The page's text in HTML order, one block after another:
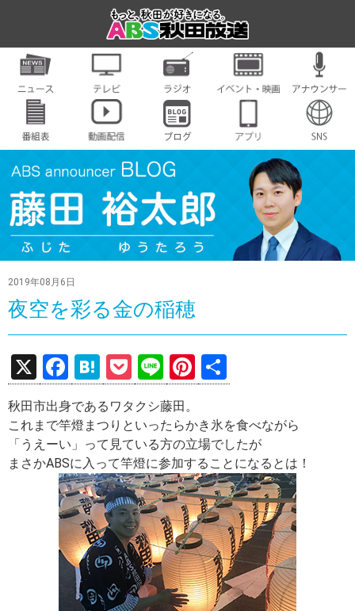
2019年08月6日
夜空を彩る金の稲穂
X
F
a
ce
b
o
o
k
H
at
e
n
a
P
o
ck
et
Li
n
e
Pi
nt
er
es
t
有
秋田市出身であるワタクシ藤田。
これまで竿燈まつりといったらかき氷を食べながら
「うえーい」って見ている方の立場でしたが
まさかABSに入って竿燈に参加することになるとは！